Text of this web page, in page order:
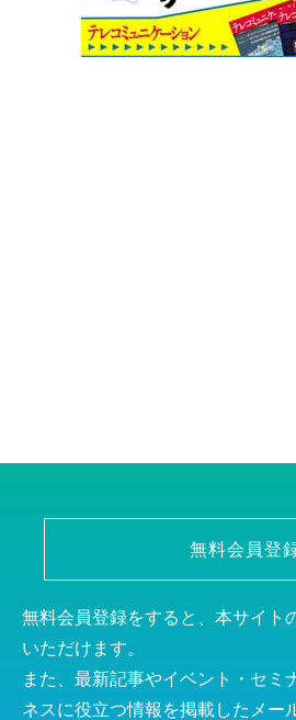
無料会員登
無料会員登録をすると、本サイト
いただけます。
また、最新記事やイベント・セミ
ネスに役立つ情報を掲載したメー